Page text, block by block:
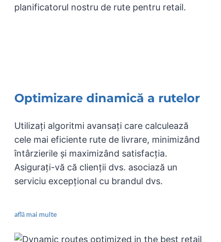
planificatorul nostru de rute pentru retail.
Optimizare dinamică a rutelor
Utilizați algoritmi avansați care calculează
cele mai eficiente rute de livrare, minimizând
întârzierile și maximizând satisfacția.
Asigurați-vă că clienții dvs. asociază un
serviciu excepțional cu brandul dvs.
află mai multe